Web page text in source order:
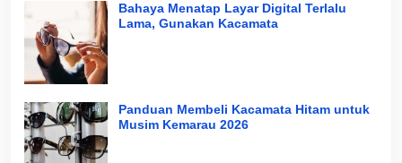
Bahaya Menatap Layar Digital Terlalu
Lama, Gunakan Kacamata
Panduan Membeli Kacamata Hitam untuk
Musim Kemarau 2026